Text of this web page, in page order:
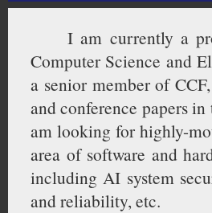
I am currently a
Computer Science and
a senior member of
and conference papers
am looking for highly-
area of software and
including AI system
and reliability, etc.